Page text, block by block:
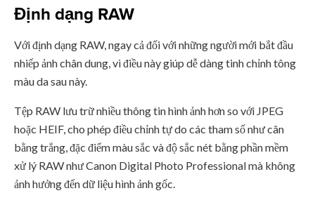
Định dạng RAW
Với định dạng RAW, ngay cả đối với những người mới bắt đầu
nhiếp ảnh chân dung, vì điều này giúp dễ dàng tinh chỉnh tông
màu da sau này.
Tệp RAW lưu trữ nhiều thông tin hình ảnh hơn so với JPEG
hoặc HEIF, cho phép điều chỉnh tự do các tham số như cân
bằng trắng, đặc điểm màu sắc và độ sắc nét bằng phần mềm
xử lý RAW như Canon Digital Photo Professional mà không
ảnh hưởng đến dữ liệu hình ảnh gốc.